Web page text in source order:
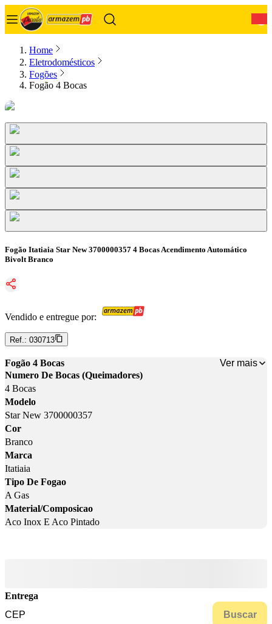
Home
Eletrodomésticos
Fogões
Fogão 4 Bocas
Fogão Itatiaia Star New 3700000357 4 Bocas Acendimento Automático
Bivolt Branco
Vendido e entregue por:
Ref.: 030713
Fogão 4 Bocas
Ver mais
Numero De Bocas (Queimadores)
4 Bocas
Modelo
Star New 3700000357
Cor
Branco
Marca
Itatiaia
Tipo De Fogao
A Gas
Material/Composicao
Aco Inox E Aco Pintado
Entrega
Buscar